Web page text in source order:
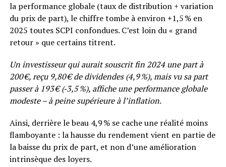
la performance globale (taux de distribution + variation
du prix de part), le chiffre tombe à environ +1,5 % en
2025 toutes SCPI confondues. C’est loin du « grand
retour » que certains titrent.
Un investisseur qui aurait souscrit fin 2024 une part à
200 €, reçu 9,80 € de dividendes (4,9 %), mais vu sa part
passer à 193 € (‑3,5 %), affiche une performance globale
modeste – à peine supérieure à l’inflation.
Ainsi, derrière le beau 4,9 % se cache une réalité moins
flamboyante : la hausse du rendement vient en partie de
la baisse du prix de part, et non d’une amélioration
intrinsèque des loyers.